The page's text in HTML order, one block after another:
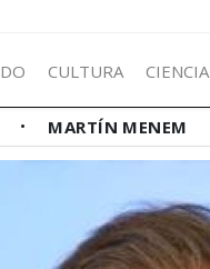
CULTURA CIENCIA
MARTÍN MENEM